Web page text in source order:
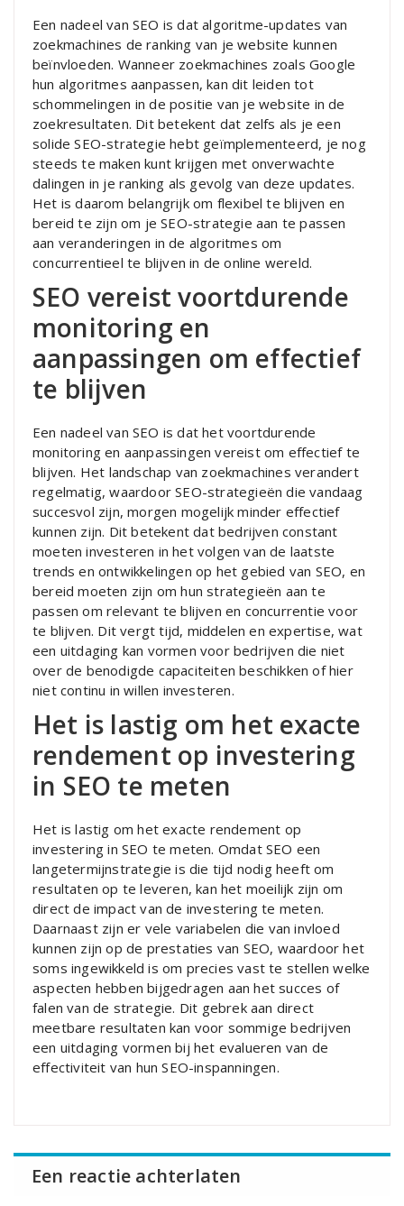
Een nadeel van SEO is dat algoritme-updates van
zoekmachines de ranking van je website kunnen
beïnvloeden. Wanneer zoekmachines zoals Google
hun algoritmes aanpassen, kan dit leiden tot
schommelingen in de positie van je website in de
zoekresultaten. Dit betekent dat zelfs als je een
solide SEO-strategie hebt geïmplementeerd, je nog
steeds te maken kunt krijgen met onverwachte
dalingen in je ranking als gevolg van deze updates.
Het is daarom belangrijk om flexibel te blijven en
bereid te zijn om je SEO-strategie aan te passen
aan veranderingen in de algoritmes om
concurrentieel te blijven in de online wereld.
SEO vereist voortdurende
monitoring en
aanpassingen om effectief
te blijven
Een nadeel van SEO is dat het voortdurende
monitoring en aanpassingen vereist om effectief te
blijven. Het landschap van zoekmachines verandert
regelmatig, waardoor SEO-strategieën die vandaag
succesvol zijn, morgen mogelijk minder effectief
kunnen zijn. Dit betekent dat bedrijven constant
moeten investeren in het volgen van de laatste
trends en ontwikkelingen op het gebied van SEO, en
bereid moeten zijn om hun strategieën aan te
passen om relevant te blijven en concurrentie voor
te blijven. Dit vergt tijd, middelen en expertise, wat
een uitdaging kan vormen voor bedrijven die niet
over de benodigde capaciteiten beschikken of hier
niet continu in willen investeren.
Het is lastig om het exacte
rendement op investering
in SEO te meten
Het is lastig om het exacte rendement op
investering in SEO te meten. Omdat SEO een
langetermijnstrategie is die tijd nodig heeft om
resultaten op te leveren, kan het moeilijk zijn om
direct de impact van de investering te meten.
Daarnaast zijn er vele variabelen die van invloed
kunnen zijn op de prestaties van SEO, waardoor het
soms ingewikkeld is om precies vast te stellen welke
aspecten hebben bijgedragen aan het succes of
falen van de strategie. Dit gebrek aan direct
meetbare resultaten kan voor sommige bedrijven
een uitdaging vormen bij het evalueren van de
effectiviteit van hun SEO-inspanningen.
Een reactie achterlaten